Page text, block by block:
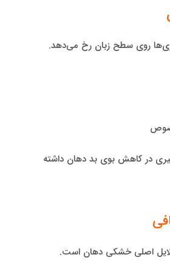
روی سطح زبان رخ می‌دهد.
در کاهش بوی بد دهان داشته
اصلی خشکی دهان است.